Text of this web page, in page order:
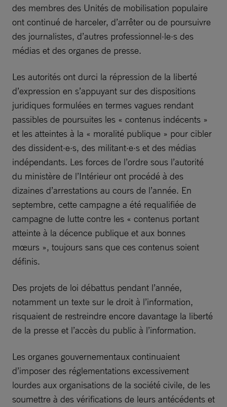
des membres des Unités de mobilisation populaire
ont continué de harceler, d’arrêter ou de poursuivre
des journalistes, d’autres professionnel·le·s des
médias et des organes de presse.
Les autorités ont durci la répression de la liberté
d’expression en s’appuyant sur des dispositions
juridiques formulées en termes vagues rendant
passibles de poursuites les « contenus indécents »
et les atteintes à la « moralité publique » pour cibler
des dissident·e·s, des militant·e·s et des médias
indépendants. Les forces de l’ordre sous l’autorité
du ministère de l’Intérieur ont procédé à des
dizaines d’arrestations au cours de l’année. En
septembre, cette campagne a été requalifiée de
campagne de lutte contre les « contenus portant
atteinte à la décence publique et aux bonnes
mœurs », toujours sans que ces contenus soient
définis.
Des projets de loi débattus pendant l’année,
notamment un texte sur le droit à l’information,
risquaient de restreindre encore davantage la liberté
de la presse et l’accès du public à l’information.
Les organes gouvernementaux continuaient
d’imposer des réglementations excessivement
lourdes aux organisations de la société civile, de les
soumettre à des vérifications de leurs antécédents et